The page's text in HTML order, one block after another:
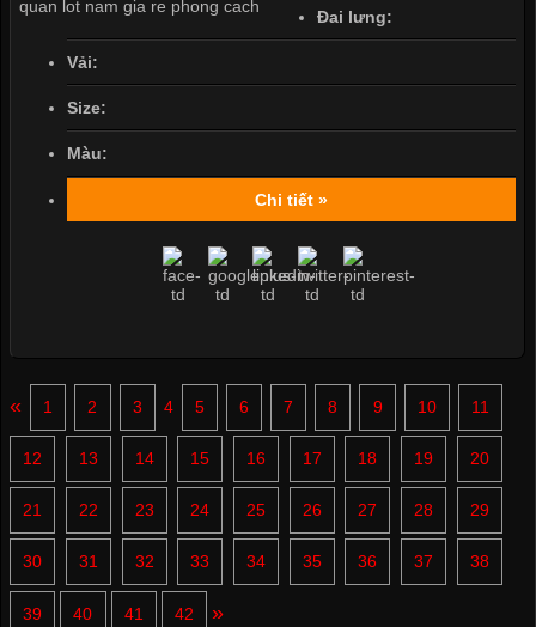
Đai lưng:
Vải:
Size:
Màu:
Chi tiết »
« 1 2 3 4 5 6 7 8 9 10 11
12 13 14 15 16 17 18 19 20
21 22 23 24 25 26 27 28 29
30 31 32 33 34 35 36 37 38
39 40 41 42 »